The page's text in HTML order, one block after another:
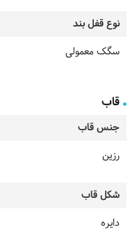
نوع قفل بند
سگک معمولی
قاب
جنس قاب
رزین
شکل قاب
دایره